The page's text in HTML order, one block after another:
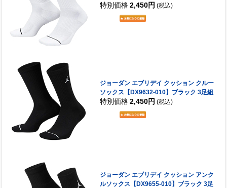
特別価格 2,450円 (税込)
ジョーダン エブリデイ クッション クルー
ソックス【DX9632-010】ブラック 3足組
特別価格 2,450円 (税込)
ジョーダン エブリデイ クッション アンク
ルソックス【DX9655-010】ブラック 3足